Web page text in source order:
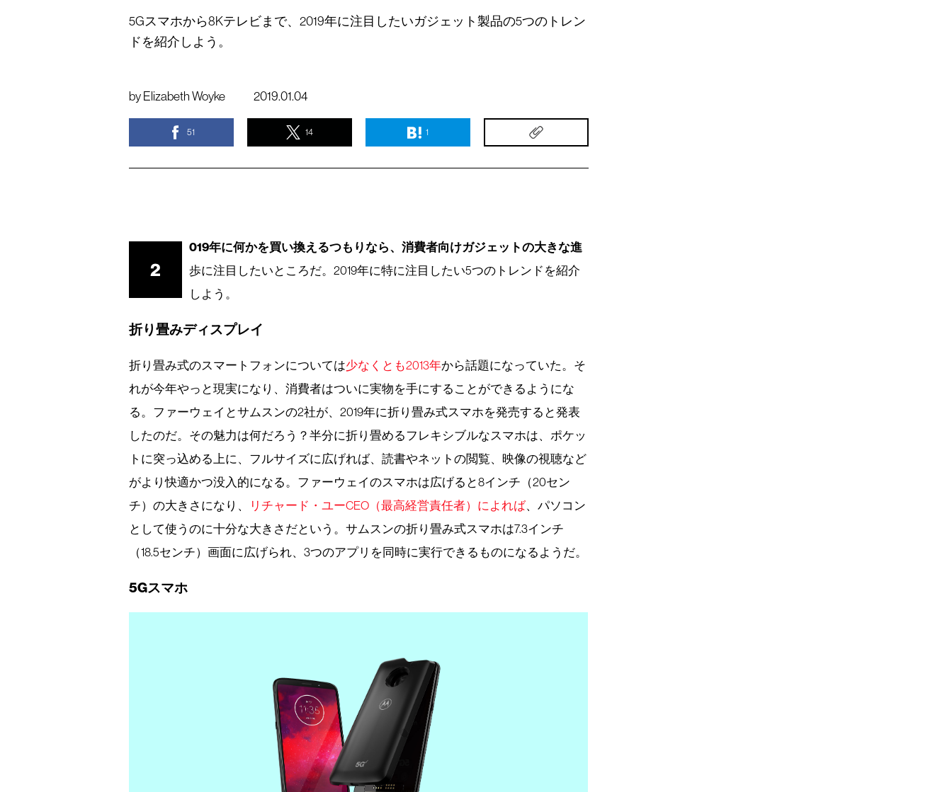
5Gスマホから8Kテレビまで、2019年に注目したいガジェット製品の5つのトレン
ドを紹介しよう。
by Elizabeth Woyke 2019.01.04
51 14 1
2
019年に何かを買い換えるつもりなら、消費者向けガジェットの大きな進
歩に注目したいところだ。2019年に特に注目したい5つのトレンドを紹介
しよう。
折り畳みディスプレイ
折り畳み式のスマートフォンについては少なくとも2013年から話題になっていた。そ
れが今年やっと現実になり、消費者はついに実物を手にすることができるようにな
る。ファーウェイとサムスンの2社が、2019年に折り畳み式スマホを発売すると発表
したのだ。その魅力は何だろう？半分に折り畳めるフレキシブルなスマホは、ポケッ
トに突っ込める上に、フルサイズに広げれば、読書やネットの閲覧、映像の視聴など
がより快適かつ没入的になる。ファーウェイのスマホは広げると8インチ（20セン
チ）の大きさになり、
リチャード・ユーCEO（最高経営責任者）によれば、パソコン
として使うのに十分な大きさだという。サムスンの折り畳み式スマホは7.3インチ
（18.5センチ）画面に広げられ、3つのアプリを同時に実行できるものになるようだ。
5Gスマホ